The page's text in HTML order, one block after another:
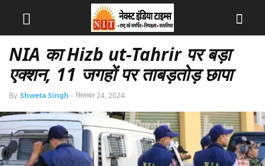
NIA का Hizb ut-Tahrir पर बड़ा
एक्शन, 11 जगहों पर ताबड़तोड़ छापा
By Shweta Singh - सितम्बर 24, 2024